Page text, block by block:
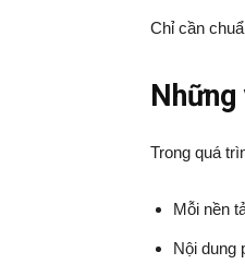
Chỉ cần
Trong quá
Mỗi nền
Nội dung